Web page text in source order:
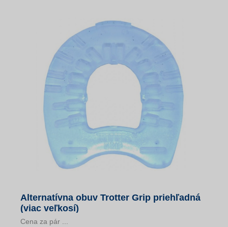
Alternatívna obuv Trotter Grip priehľadná
(viac veľkosí)
Cena za pár ...